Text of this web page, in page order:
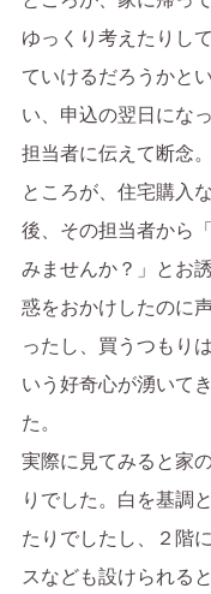
ゆっくり考えたりし
ていけるだろうかと
い、申込の翌日にな
担当者に伝えて断念
ところが、住宅購入
後、その担当者から
みませんか？」とお
惑をおかけしたのに
ったし、買うつもり
いう好奇心が湧いて
た。
実際に見てみると家
りでした。白を基調
たりでしたし、２階
スなども設けられる